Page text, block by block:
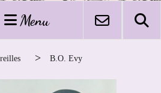
Menu
B.o. Evy